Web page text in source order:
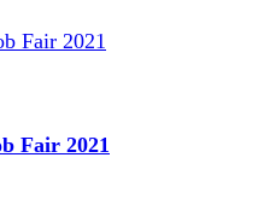
Fair 2021